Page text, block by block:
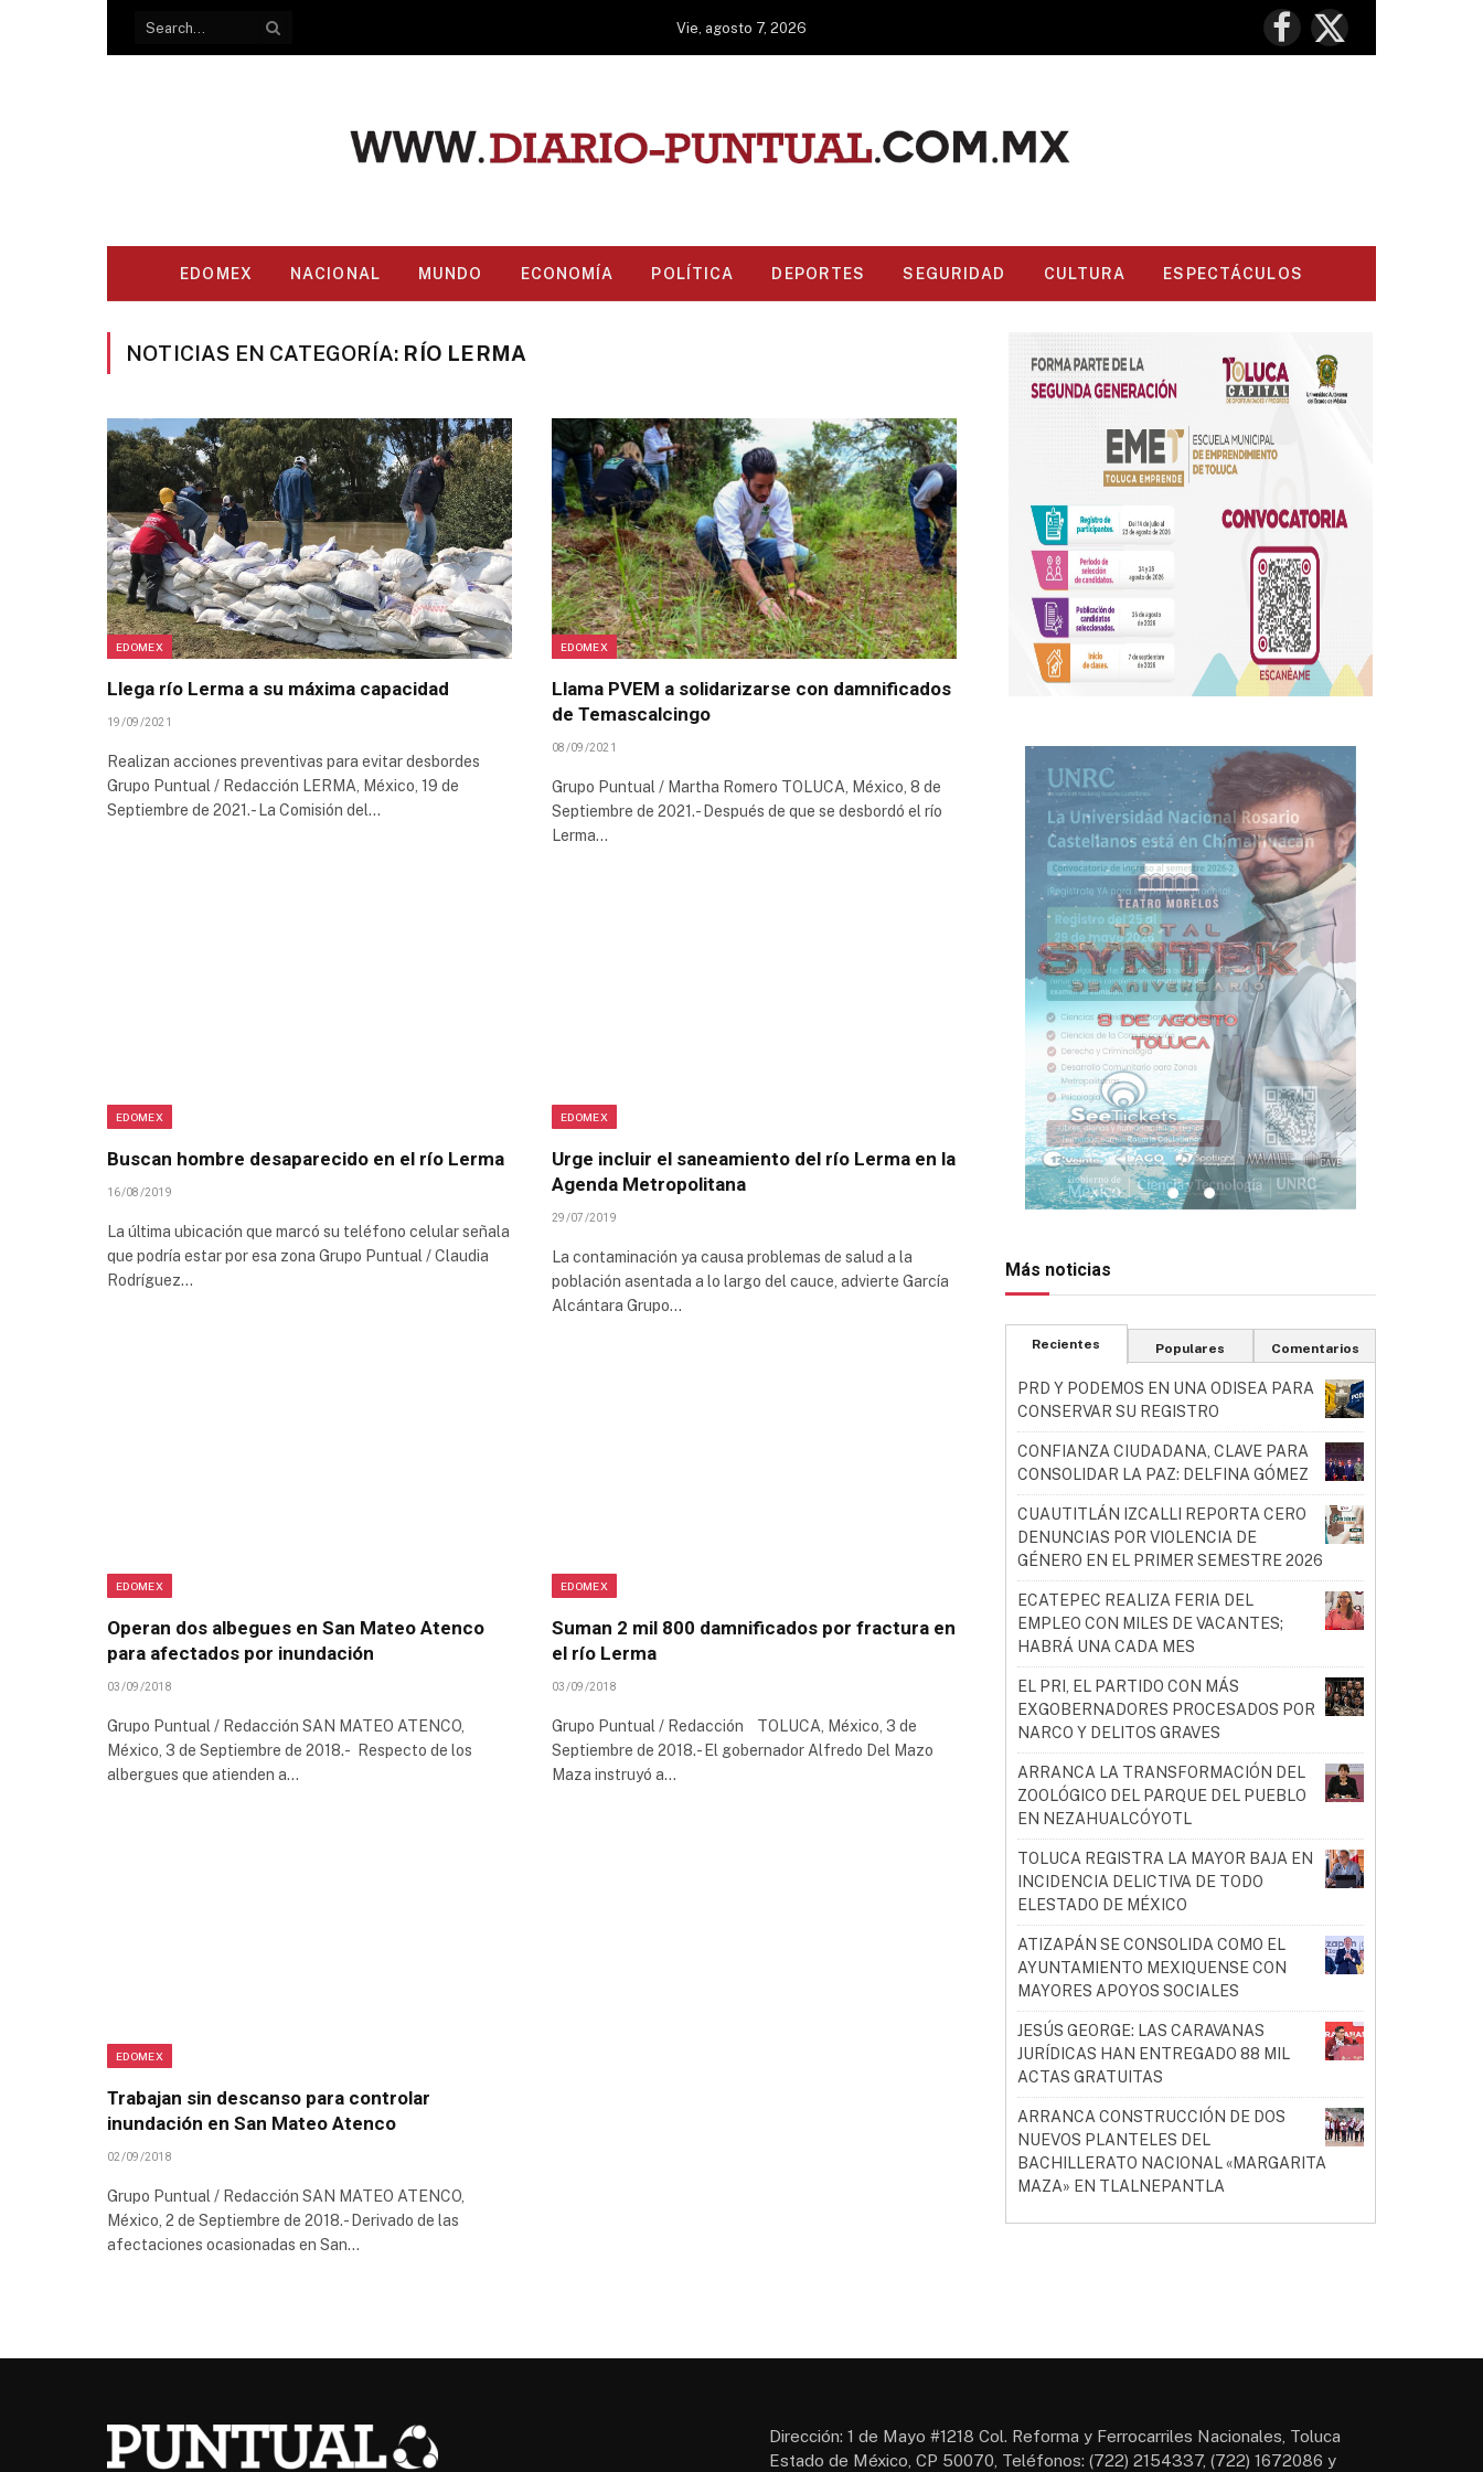
Vie, agosto 7, 2026
Facebook
X
(Twitter)
EDOMEX NACIONAL MUNDO ECONOMÍA POLÍTICA DEPORTES SEGURIDAD CULTURA ESPECTÁCULOS
NOTICIAS EN CATEGORÍA: RÍO LERMA
EDOMEX
Llega río Lerma a su máxima capacidad
19/09/2021
Realizan acciones preventivas para evitar desbordes
Grupo Puntual / Redacción LERMA, México, 19 de
Septiembre de 2021.- La Comisión del…
EDOMEX
Llama PVEM a solidarizarse con damnificados
de Temascalcingo
08/09/2021
Grupo Puntual / Martha Romero TOLUCA, México, 8 de
Septiembre de 2021.- Después de que se desbordó el río
Lerma…
EDOMEX
Buscan hombre desaparecido en el río Lerma
16/08/2019
La última ubicación que marcó su teléfono celular señala
que podría estar por esa zona Grupo Puntual / Claudia
Rodríguez…
EDOMEX
Urge incluir el saneamiento del río Lerma en la
Agenda Metropolitana
29/07/2019
La contaminación ya causa problemas de salud a la
población asentada a lo largo del cauce, advierte García
Alcántara Grupo…
EDOMEX
Operan dos albegues en San Mateo Atenco
para afectados por inundación
03/09/2018
Grupo Puntual / Redacción SAN MATEO ATENCO,
México, 3 de Septiembre de 2018.- Respecto de los
albergues que atienden a…
EDOMEX
Suman 2 mil 800 damnificados por fractura en
el río Lerma
03/09/2018
Grupo Puntual / Redacción TOLUCA, México, 3 de
Septiembre de 2018.- El gobernador Alfredo Del Mazo
Maza instruyó a…
EDOMEX
Trabajan sin descanso para controlar
inundación en San Mateo Atenco
02/09/2018
Grupo Puntual / Redacción SAN MATEO ATENCO,
México, 2 de Septiembre de 2018.- Derivado de las
afectaciones ocasionadas en San…
Más noticias
Recientes Populares Comentarios
PRD Y PODEMOS EN UNA ODISEA PARA
CONSERVAR SU REGISTRO
CONFIANZA CIUDADANA, CLAVE PARA
CONSOLIDAR LA PAZ: DELFINA GÓMEZ
CUAUTITLÁN IZCALLI REPORTA CERO
DENUNCIAS POR VIOLENCIA DE
GÉNERO EN EL PRIMER SEMESTRE 2026
ECATEPEC REALIZA FERIA DEL
EMPLEO CON MILES DE VACANTES;
HABRÁ UNA CADA MES
EL PRI, EL PARTIDO CON MÁS
EXGOBERNADORES PROCESADOS POR
NARCO Y DELITOS GRAVES
ARRANCA LA TRANSFORMACIÓN DEL
ZOOLÓGICO DEL PARQUE DEL PUEBLO
EN NEZAHUALCÓYOTL
TOLUCA REGISTRA LA MAYOR BAJA EN
INCIDENCIA DELICTIVA DE TODO
ELESTADO DE MÉXICO
ATIZAPÁN SE CONSOLIDA COMO EL
AYUNTAMIENTO MEXIQUENSE CON
MAYORES APOYOS SOCIALES
JESÚS GEORGE: LAS CARAVANAS
JURÍDICAS HAN ENTREGADO 88 MIL
ACTAS GRATUITAS
ARRANCA CONSTRUCCIÓN DE DOS
NUEVOS PLANTELES DEL
BACHILLERATO NACIONAL «MARGARITA
MAZA» EN TLALNEPANTLA
Dirección: 1 de Mayo #1218 Col. Reforma y Ferrocarriles Nacionales, Toluca
Estado de México, CP 50070, Teléfonos: (722) 2154337, (722) 1672086 y